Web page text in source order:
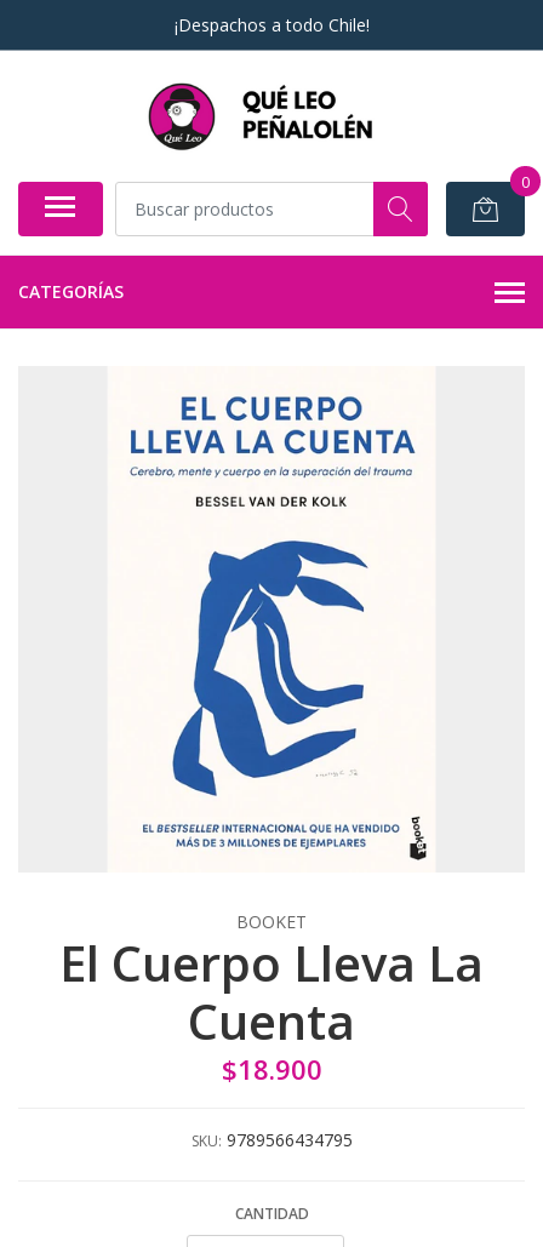
¡Despachos a todo Chile!
0
CATEGORÍAS
BOOKET
El Cuerpo Lleva La
Cuenta
$18.900
SKU: 9789566434795
CANTIDAD